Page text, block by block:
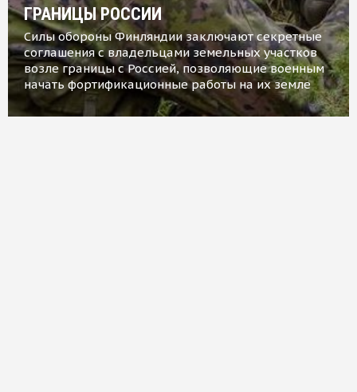
ГРАНИЦЫ РОССИИ
Силы обороны Финляндии заключают секретные
соглашения с владельцами земельных участков
возле границы с Россией, позволяющие военным
начать фортификационные работы на их земле